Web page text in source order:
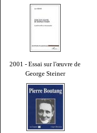
2001 - Essai sur l'œuvre de
George Steiner